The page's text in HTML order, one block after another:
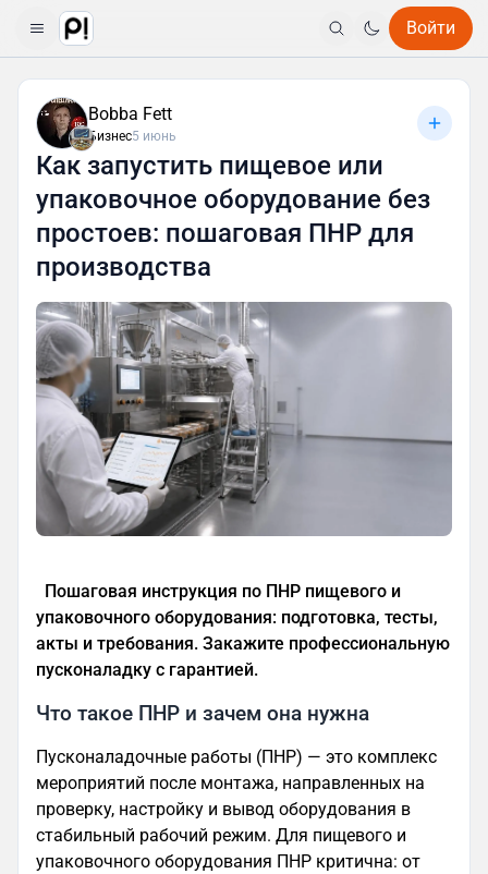
Войти
Bobba Fett
Бизнес5 июнь
Как запустить пищевое или
упаковочное оборудование без
простоев: пошаговая ПНР для
производства
Пошаговая инструкция по ПНР пищевого и
упаковочного оборудования: подготовка, тесты,
акты и требования. Закажите профессиональную
пусконаладку с гарантией.
Что такое ПНР и зачем она нужна
Пусконаладочные работы (ПНР) — это комплекс
мероприятий после монтажа, направленных на
проверку, настройку и вывод оборудования в
стабильный рабочий режим. Для пищевого и
упаковочного оборудования ПНР критична: от